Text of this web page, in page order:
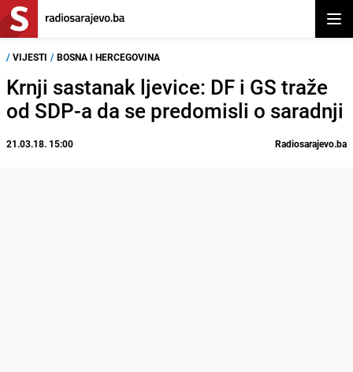
/ VIJESTI / BOSNA I HERCEGOVINA
Krnji sastanak ljevice: DF i GS traže
od SDP-a da se predomisli o saradnji
21.03.18. 15:00 Radiosarajevo.ba